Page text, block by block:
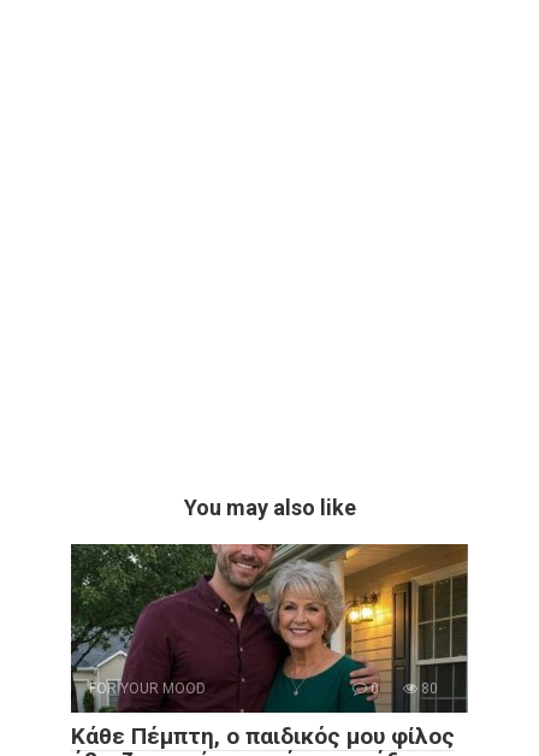
You may also like
FOR YOUR MOOD 0 80
Κάθε Πέμπτη, ο παιδικός μου φίλος